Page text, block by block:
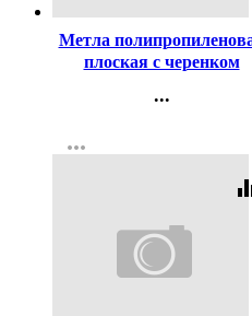
Метла
плоская с черенком
...
Регистрация
more_horiz